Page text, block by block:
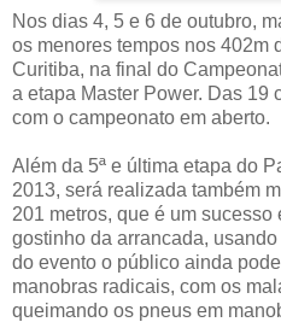
Nos dias 4, 5 e 6 de outubro,
os menores tempos nos 402m
Curitiba, na final do
a etapa Master Power. Das 19
com o campeonato em aberto.
Além da 5ª e última etapa do
2013, será realizada também
201 metros, que é um sucesso
gostinho da arrancada,
do evento o público ainda
manobras radicais, com os
queimando os pneus em